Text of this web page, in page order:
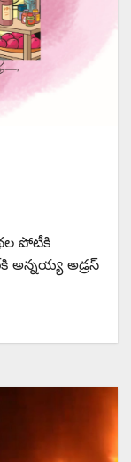
పోటీకి
అన్నయ్య అడ్రస్‌